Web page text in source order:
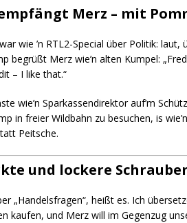
Merz – mit
wie ’n RTL2-Special über Politik:
begrüßt Merz wie’n alten Kumpel:
– I like that.“
wie’n Sparkassendirektor auf’m
in freier Wildbahn zu besuchen, is
Peitsche.
und lockere
„Handelsfragen“, heißt es. Ich
kaufen, und Merz will im Gegenzug